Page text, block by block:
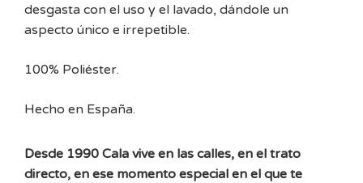
desgasta con el uso y el lavado, dándole un
aspecto único e irrepetible.
100% Poliéster.
Hecho en España.
Desde 1990 Cala vive en las calles, en el trato
directo, en ese momento especial en el que te